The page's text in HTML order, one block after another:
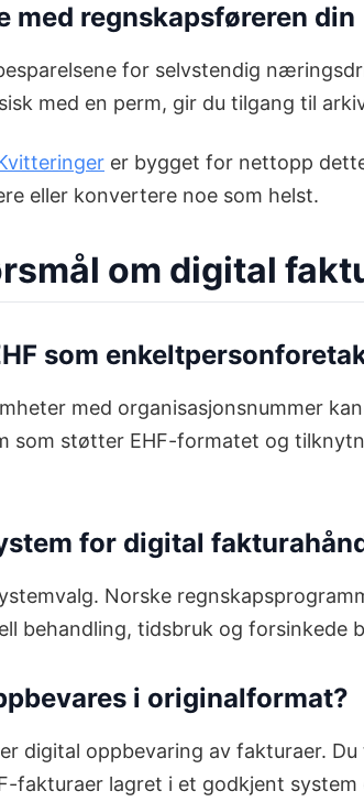
med regnskapsføreren din
for selvstendig
med en perm, gir du tilgang til
er bygget for nettopp
eller konvertere noe som helst.
om digital
som
med organisasjonsnummer
som støtter EHF-formatet og
for digital
Norske
behandling, tidsbruk og
i originalformat?
digital oppbevaring av fakturaer.
fakturaer lagret i et godkjent